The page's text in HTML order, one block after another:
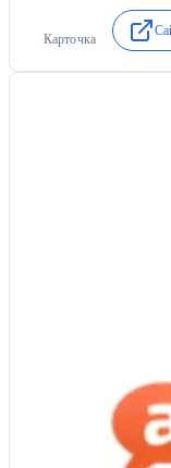
абонентская плата
Карточка